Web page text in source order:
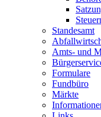
Standesamt
Amts- und
Formulare
Fundbüro
Märkte